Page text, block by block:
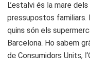
L’estalvi és la mare
pressupostos familiars.
quins són els
Barcelona. Ho sabem
de Consumidors Units,